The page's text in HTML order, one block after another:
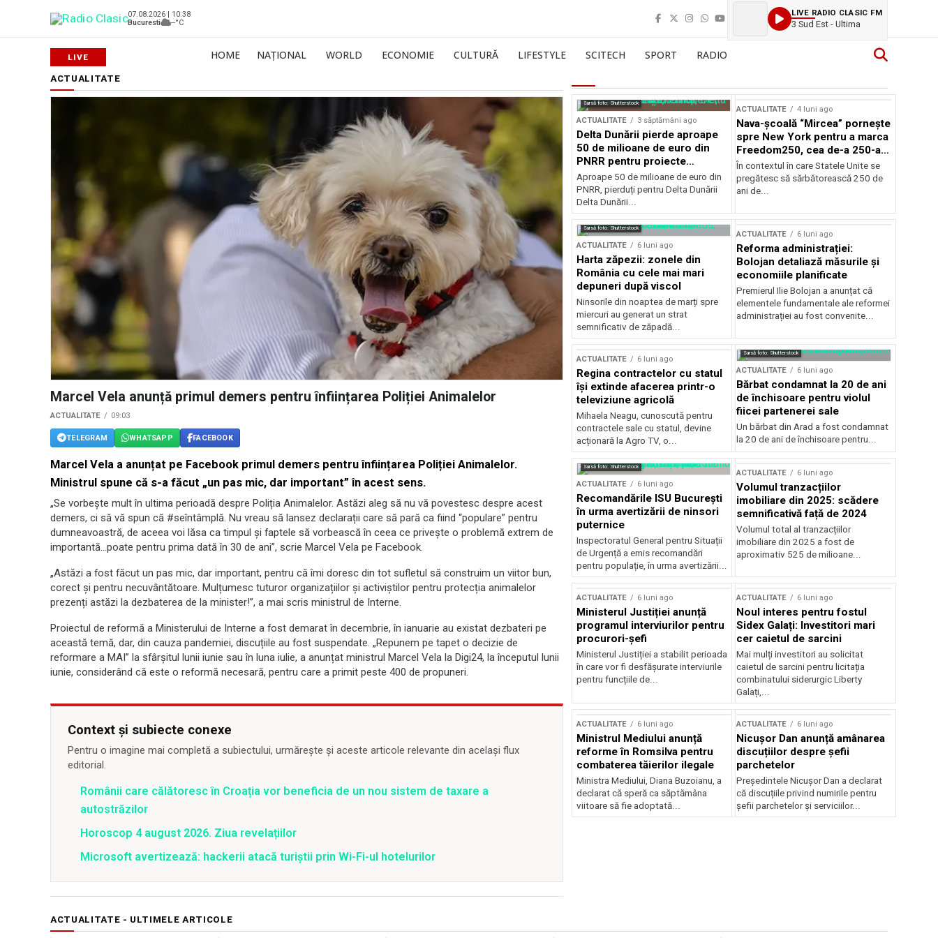
07.08.2026 | 10:38
Bucuresti
--°C
LIVE RADIO CLASIC FM
3 Sud Est - Ultima
HOME NAȚIONAL WORLD ECONOMIE CULTURĂ LIFESTYLE SCITECH SPORT RADIO
ACTUALITATE
Marcel Vela anunță primul demers pentru înființarea Poliției Animalelor
ACTUALITATE 09:03
TELEGRAM WHATSAPP FACEBOOK
Marcel Vela a anunțat pe Facebook primul demers pentru înființarea Poliției Animalelor.
Ministrul spune că s-a făcut „un pas mic, dar important” în acest sens.
„Se vorbește mult în ultima perioadă despre Poliția Animalelor. Astăzi aleg să nu vă povestesc despre acest
demers, ci să vă spun că #seîntâmplă. Nu vreau să lansez declarații care să pară ca fiind “populare” pentru
dumneavoastră, de aceea voi lăsa ca timpul și faptele să vorbească în ceea ce privește o problemă extrem de
importantă…poate pentru prima dată în 30 de ani”, scrie Marcel Vela pe Facebook.
„Astăzi a fost făcut un pas mic, dar important, pentru că îmi doresc din tot sufletul să construim un viitor bun,
corect și pentru necuvântătoare. Mulțumesc tuturor organizațiilor și activiștilor pentru protecția animalelor
prezenți astăzi la dezbaterea de la minister!”, a mai scris ministrul de Interne.
Proiectul de reformă a Ministerului de Interne a fost demarat în decembrie, în ianuarie au existat dezbateri pe
această temă, dar, din cauza pandemiei, discuțiile au fost suspendate. „Repunem pe tapet o decizie de
reformare a MAI” la sfârșitul lunii iunie sau în luna iulie, a anunțat ministrul Marcel Vela la Digi24, la începutul lunii
iunie, considerând că este o reformă necesară, pentru care a primit peste 400 de propuneri.
Context și subiecte conexe
Pentru o imagine mai completă a subiectului, urmărește și aceste articole relevante din același flux
editorial.
Românii care călătoresc în Croația vor beneficia de un nou sistem de taxare a
autostrăzilor
Horoscop 4 august 2026. Ziua revelațiilor
Microsoft avertizează: hackerii atacă turiștii prin Wi-Fi-ul hotelurilor
Sursă foto: Shutterstock
ACTUALITATE 3 săptămâni ago
Delta Dunării pierde aproape
50 de milioane de euro din
PNRR pentru proiecte
esențiale
Aproape 50 de milioane de euro din
PNRR, pierduți pentru Delta Dunării
Delta Dunării...
ACTUALITATE 4 luni ago
Nava-școală “Mircea” pornește
spre New York pentru a marca
Freedom250, cea de-a 250-a
aniversare a Statelor Unite
În contextul în care Statele Unite se
pregătesc să sărbătorească 250 de
ani de...
Sursă foto: Shutterstock
ACTUALITATE 6 luni ago
Harta zăpezii: zonele din
România cu cele mai mari
depuneri după viscol
Ninsorile din noaptea de marți spre
miercuri au generat un strat
semnificativ de zăpadă...
ACTUALITATE 6 luni ago
Reforma administrației:
Bolojan detaliază măsurile și
economiile planificate
Premierul Ilie Bolojan a anunțat că
elementele fundamentale ale reformei
administrației au fost convenite...
ACTUALITATE 6 luni ago
Regina contractelor cu statul
își extinde afacerea printr-o
televiziune agricolă
Mihaela Neagu, cunoscută pentru
contractele sale cu statul, devine
acționară la Agro TV, o...
Sursă foto: Shutterstock
ACTUALITATE 6 luni ago
Bărbat condamnat la 20 de ani
de închisoare pentru violul
fiicei partenerei sale
Un bărbat din Arad a fost condamnat
la 20 de ani de închisoare pentru...
Sursă foto: Shutterstock
ACTUALITATE 6 luni ago
Recomandările ISU București
în urma avertizării de ninsori
puternice
Inspectoratul General pentru Situații
de Urgență a emis recomandări
pentru populație, în urma avertizării...
ACTUALITATE 6 luni ago
Volumul tranzacțiilor
imobiliare din 2025: scădere
semnificativă față de 2024
Volumul total al tranzacțiilor
imobiliare din 2025 a fost de
aproximativ 525 de milioane...
ACTUALITATE 6 luni ago
Ministerul Justiției anunță
programul interviurilor pentru
procurori-șefi
Ministerul Justiției a stabilit perioada
în care vor fi desfășurate interviurile
pentru funcțiile de...
ACTUALITATE 6 luni ago
Noul interes pentru fostul
Sidex Galați: Investitori mari
cer caietul de sarcini
Mai mulți investitori au solicitat
caietul de sarcini pentru licitația
combinatului siderurgic Liberty
Galați,...
ACTUALITATE 6 luni ago
Ministrul Mediului anunță
reforme în Romsilva pentru
combaterea tăierilor ilegale
Ministra Mediului, Diana Buzoianu, a
declarat că speră ca săptămâna
viitoare să fie adoptată...
ACTUALITATE 6 luni ago
Nicușor Dan anunță amânarea
discuțiilor despre șefii
parchetelor
Președintele Nicușor Dan a declarat
că discuțiile privind numirile pentru
șefii parchetelor și serviciilor...
ACTUALITATE - ULTIMELE ARTICOLE